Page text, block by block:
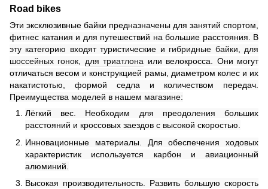
Road bikes
Эти эксклюзивные байки предназначены для занятий спортом,
фитнес катания и для путешествий на большие расстояния. В
эту категорию входят туристические и гибридные байки , для
шоссейных гонок
для триатлона или велокросса. Они могут
отличаться весом и конструкцией рамы, диаметром колес и их
накатистотью, формой седла и количеством передач.
Преимущества моделей в нашем магазине:
Лёгкий вес. Необходим для преодоления больших
расстояний и кроссовых заездов с высокой скоростью.
Инновационные материалы. Для обеспечения ходовых
характеристик используется карбон и авиационный
алюминий.
Высокая производительность. Развить большую скорость